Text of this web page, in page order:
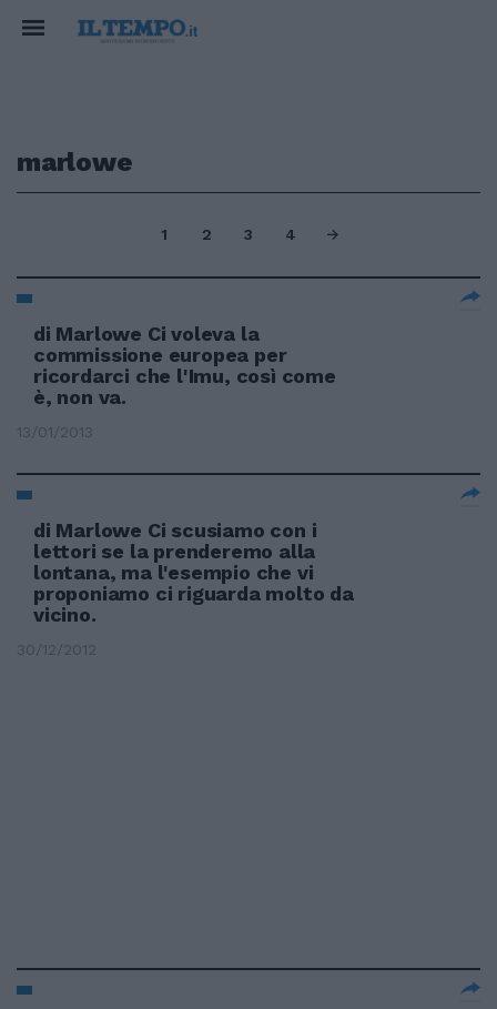
marlowe
1 2 3 4
di Marlowe Ci voleva la
commissione europea per
ricordarci che l'Imu, così come
è, non va.
13/01/2013
di Marlowe Ci scusiamo con i
lettori se la prenderemo alla
lontana, ma l'esempio che vi
proponiamo ci riguarda molto da
vicino.
30/12/2012